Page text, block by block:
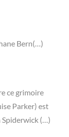
Bern(…)
ce grimoire
Parker) est
Spiderwick (…)